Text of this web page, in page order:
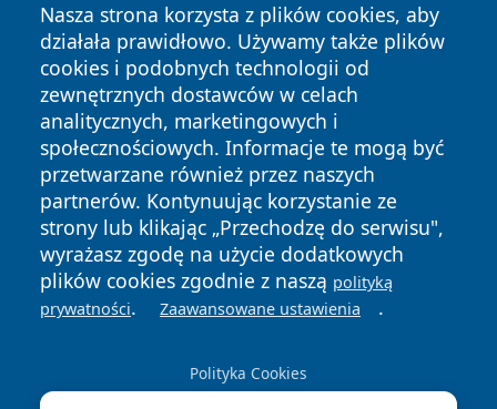
Nasza strona korzysta z plików cookies, aby
działała prawidłowo. Używamy także plików
cookies i podobnych technologii od
zewnętrznych dostawców w celach
analitycznych, marketingowych i
społecznościowych. Informacje te mogą być
przetwarzane również przez naszych
partnerów. Kontynuując korzystanie ze
strony lub klikając „Przechodzę do serwisu",
wyrażasz zgodę na użycie dodatkowych
plików cookies zgodnie z naszą polityką
prywatności. Zaawansowane ustawienia .
Polityka Cookies
Copyright © 2026 bedzinski24.pl Wszystkie prawa
zastrzeżone.
News Autorzy
Polityka
Prywatności
Polityka
Cookies